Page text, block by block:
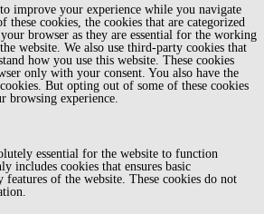
improve your experience while you navigate
these cookies, the cookies that are categorized
your browser as they are essential for the working
website. We also use third-party cookies that
how you use this website. These cookies
only with your consent. You also have the
But opting out of some of these cookies
browsing experience.
essential for the website to function
includes cookies that ensures basic
of the website. These cookies do not